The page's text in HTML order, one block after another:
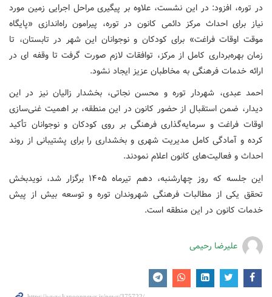
در توره، افزود: در این نشست، علاوه بر پیگیری مراحل اجرایی زمین مورد
نیاز برای احداث مرکز دائمی کانون در توره، پیرامون راه‌اندازی «پایگاه
موقت اوقات فراغت» برای کودکان و نوجوانان این شهر در تابستان، تا
زمان بهره‌برداری کامل از مرکز، توافقات لازم صورت گرفت تا وقفه ای در
ارائه خدمات فرهنگی به مخاطبان عزیز ایجاد نشود.
احمد عبدی، شهردار توره و محسن نجاتی، بخشدار زالیان نیز در این
دیدار، ضمن استقبال از حضور کانون در این منطقه، بر اهمیت غنی‌سازی
اوقات فراغت و سرمایه‌گذاری فرهنگی بر روی کودکان و نوجوانان تأکید
کرده و آمادگی کامل مدیریت شهری و بخشداری را برای پشتیبانی از روند
احداث و فعالیت‌های کانون اعلام نمودند.
این جلسه که روز چهارشنبه، دهم تیرماه ۱۴۰۵ برگزار شد، نویدبخش
تحقق یکی از مطالبات فرهنگی شهروندان توره و توسعه بیش از پیش
خدمات کانون در این منطقه است.
علیرضا رحیمی